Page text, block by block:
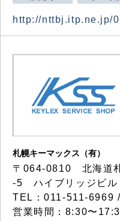
http://nttbj.itp.ne.jp/
札幌キーマックス（有）
〒064-0810 北海道
-5 ハイブリッジビル
TEL：011-511-6969
営業時間：8:30〜